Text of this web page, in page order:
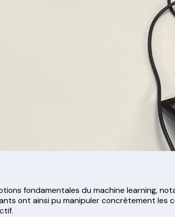
fondamentales du machine learning,
ont ainsi pu manipuler concrètement